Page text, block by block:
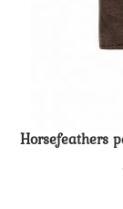
Horsefeathers